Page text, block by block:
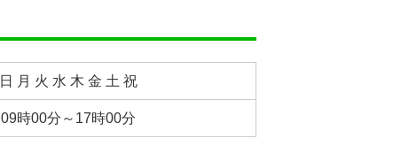
日 月 火 水 木 金 土 祝
09時00分～17時00分